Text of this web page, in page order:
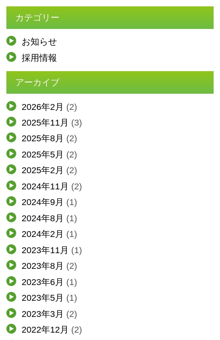
カテゴリー
お知らせ
採用情報
アーカイブ
2026年2月 (2)
2025年11月 (3)
2025年8月 (2)
2025年5月 (2)
2025年2月 (2)
2024年11月 (2)
2024年9月 (1)
2024年8月 (1)
2024年2月 (1)
2023年11月 (1)
2023年8月 (2)
2023年6月 (1)
2023年5月 (1)
2023年3月 (2)
2022年12月 (2)